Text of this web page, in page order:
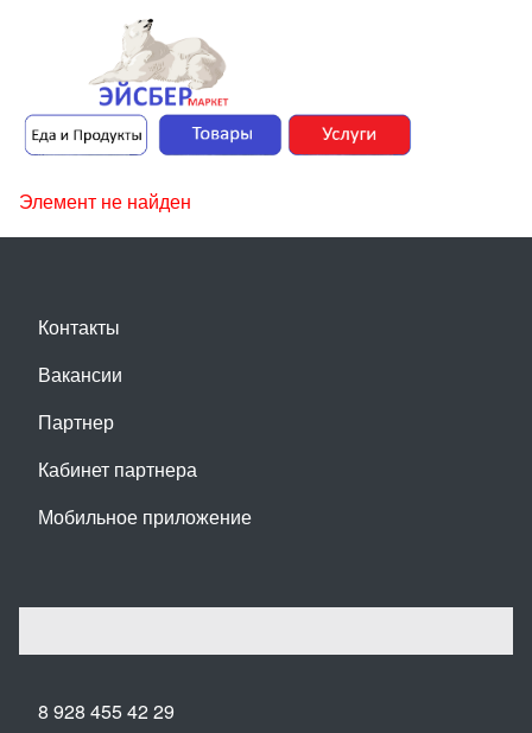
Элемент не найден
Контакты
Вакансии
Партнер
Кабинет партнера
Мобильное приложение
8 928 455 42 29